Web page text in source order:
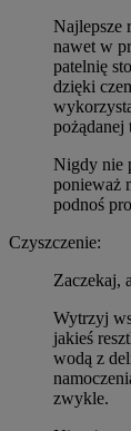
Najlepsze
nawet w
patelnię
dzięki
pożądanej
Nigdy nie
ponieważ
podnoś
Czyszczenie:
Zaczekaj,
Wytrzyj
jakieś
wodą z
zwykle.